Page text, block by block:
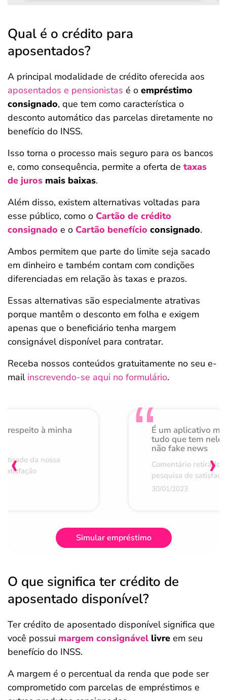
Qual é o crédito para
aposentados?
A principal modalidade de crédito oferecida aos
aposentados e pensionistas é o empréstimo
consignado, que tem como característica o
desconto automático das parcelas diretamente no
benefício do INSS.
Isso torna o processo mais seguro para os bancos
e, como consequência, permite a oferta de taxas
de juros mais baixas.
Além disso, existem alternativas voltadas para
esse público, como o Cartão de crédito
consignado e o Cartão benefício consignado.
Ambos permitem que parte do limite seja sacado
em dinheiro e também contam com condições
diferenciadas em relação às taxas e prazos.
Essas alternativas são especialmente atrativas
porque mantêm o desconto em folha e exigem
apenas que o beneficiário tenha margem
consignável disponível para contratar.
Receba nossos conteúdos gratuitamente no seu e-
mail inscrevendo-se aqui no formulário.
respeito à minha
da nossa
É um aplicativo
tudo que tem nele
não fake news
Comentário retirado
pesquisa de
30/01/2023
‹ ›
Simular empréstimo
O que significa ter crédito de
aposentado disponível?
Ter crédito de aposentado disponível significa que
você possui margem consignável livre em seu
benefício do INSS.
A margem é o percentual da renda que pode ser
comprometido com parcelas de empréstimos e